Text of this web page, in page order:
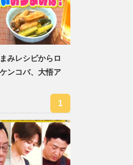
みレシピからロ
ンコバ、大悟ア